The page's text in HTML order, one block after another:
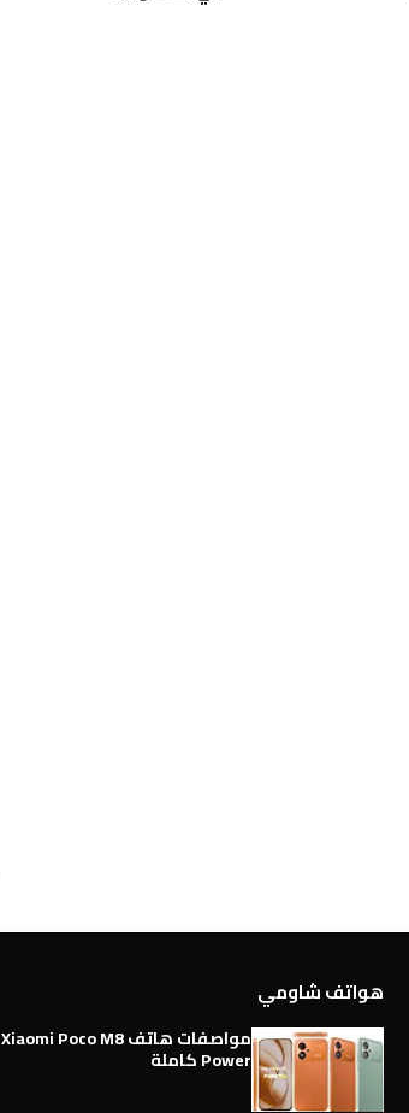
هواتف شاومي
مواصفات هاتف Xiaomi Poco M8
Power كاملة